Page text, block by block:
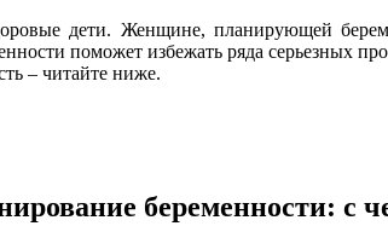
дети. Женщине, планирующей
поможет избежать ряда серьезных
– читайте ниже.
беременности: с